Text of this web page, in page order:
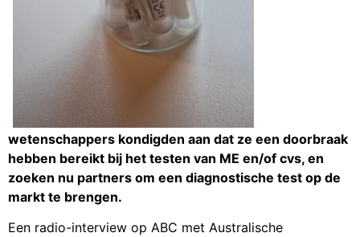
wetenschappers kondigden aan dat ze een doorbraak
hebben bereikt bij het testen van ME en/of cvs, en
zoeken nu partners om een diagnostische test op de
markt te brengen.
Een radio-interview op ABC met Australische